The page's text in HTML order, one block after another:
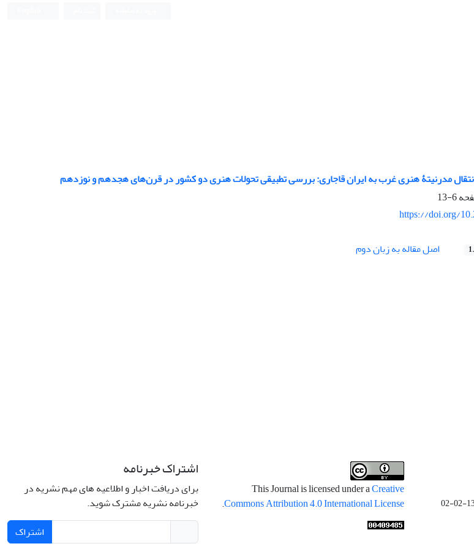
مدرنیتۀ هنری غرب به ایران قاجاری: بررسی تطبیقی تحولات هنری دو کشور در قرن‌های هجدهم و نوزدهم
6-13
https://doi.org/
اصل مقاله به زبان دوم
This Journal is licensed under aCreative
Commons Attribution 4.0 International License
.
اشتراک خبرنامه
برای دریافت اخبار و اطلاعیه های مهم نشریه در
خبرنامه نشریه مشترک شوید.
اشتراک